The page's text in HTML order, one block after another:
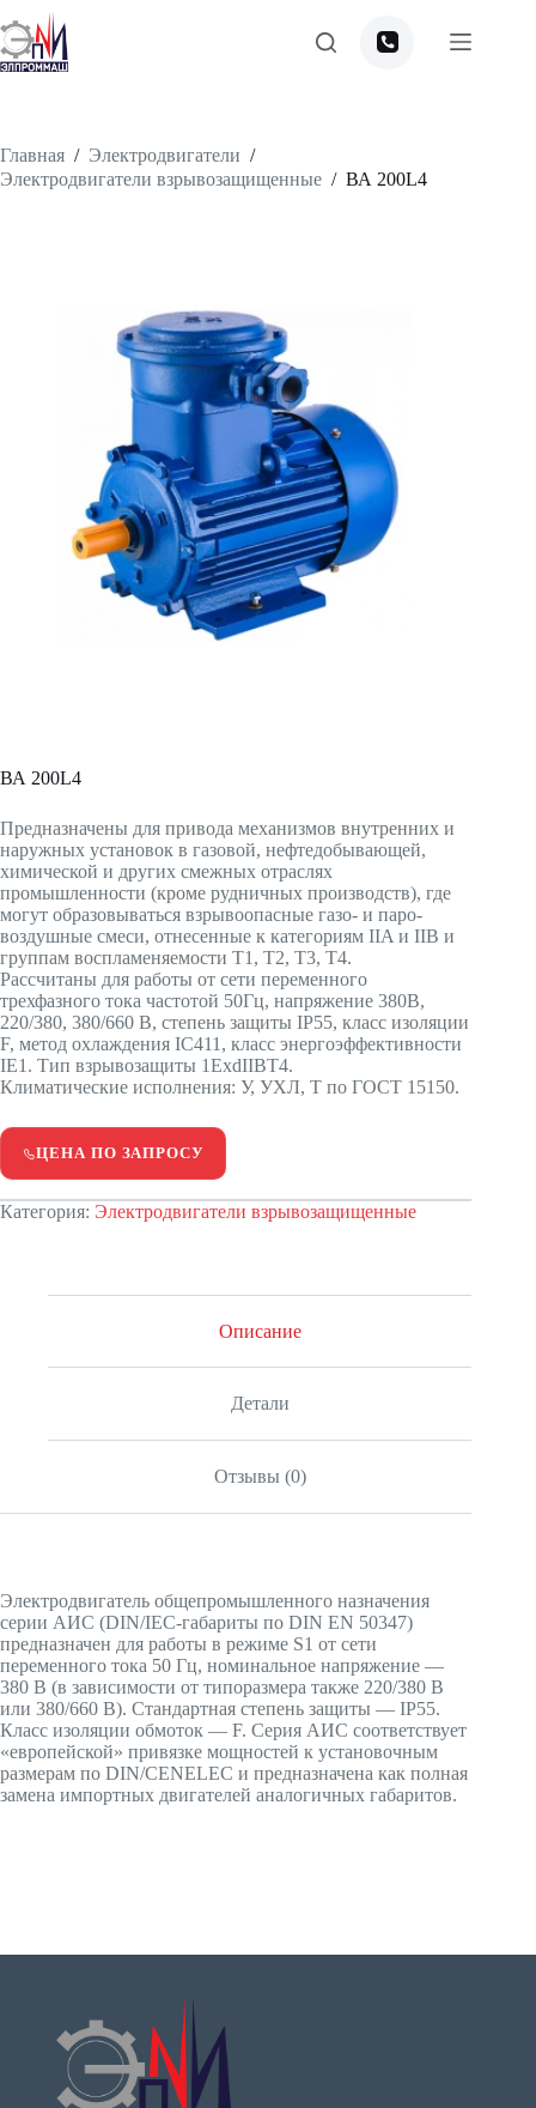
Перейти
к
сути
Главная / Электродвигатели /
Электродвигатели взрывозащищенные / ВА 200L4
ВА 200L4
Предназначены для привода механизмов внутренних и
наружных установок в газовой, нефтедобывающей,
химической и других смежных отраслях
промышленности (кроме рудничных производств), где
могут образовываться взрывоопасные газо- и паро-
воздушные смеси, отнесенные к категориям IIA и IIB и
группам воспламеняемости T1, T2, T3, T4.
Рассчитаны для работы от сети переменного
трехфазного тока частотой 50Гц, напряжение 380В,
220/380, 380/660 В, степень защиты IP55, класс изоляции
F, метод охлаждения IC411, класс энергоэффективности
IE1. Тип взрывозащиты 1ExdIIBT4.
Климатические исполнения: У, УХЛ, Т по ГОСТ 15150.
ЦЕНА ПО ЗАПРОСУ
Категория: Электродвигатели взрывозащищенные
Описание
Детали
Отзывы (0)
Электродвигатель общепромышленного назначения
серии АИС (DIN/IEC-габариты по DIN EN 50347)
предназначен для работы в режиме S1 от сети
переменного тока 50 Гц, номинальное напряжение —
380 В (в зависимости от типоразмера также 220/380 В
или 380/660 В). Стандартная степень защиты — IP55.
Класс изоляции обмоток — F. Серия АИС соответствует
«европейской» привязке мощностей к установочным
размерам по DIN/CENELEC и предназначена как полная
замена импортных двигателей аналогичных габаритов.